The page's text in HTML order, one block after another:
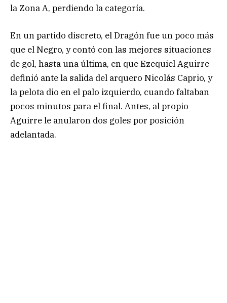
la Zona A, perdiendo la categoría.
En un partido discreto, el Dragón fue un poco más
que el Negro, y contó con las mejores situaciones
de gol, hasta una última, en que Ezequiel Aguirre
definió ante la salida del arquero Nicolás Caprio, y
la pelota dio en el palo izquierdo, cuando faltaban
pocos minutos para el final. Antes, al propio
Aguirre le anularon dos goles por posición
adelantada.